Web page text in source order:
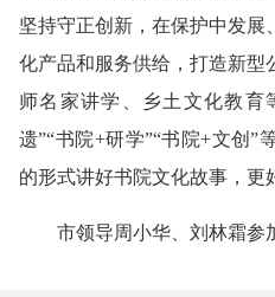
坚持守正创新，在保护中发展
化产品和服务供给，打造新型
师名家讲学、乡土文化教育
遗”“书院+研学”“书院+文创”
的形式讲好书院文化故事，更
市领导周小华、刘林霜参